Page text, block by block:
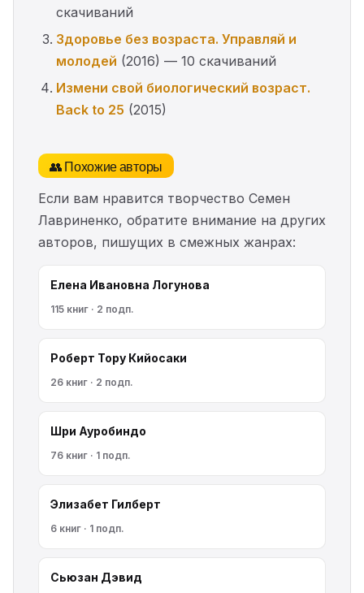
скачиваний
Здоровье без возраста. Управляй и
молодей (2016) — 10 скачиваний
Измени свой биологический возраст.
Back to 25 (2015)
👥 Похожие авторы
Если вам нравится творчество Семен
Лавриненко, обратите внимание на других
авторов, пишущих в смежных жанрах:
Елена Ивановна Логунова
115 книг · 2 подп.
Роберт Тору Кийосаки
26 книг · 2 подп.
Шри Ауробиндо
76 книг · 1 подп.
Элизабет Гилберт
6 книг · 1 подп.
Сьюзан Дэвид